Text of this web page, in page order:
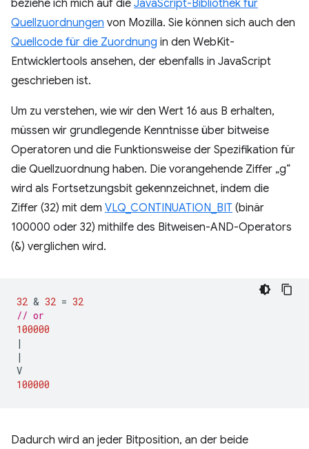
beziehe ich mich auf die JavaScript-Bibliothek für
Quellzuordnungen von Mozilla. Sie können sich auch den
Quellcode für die Zuordnung in den WebKit-
Entwicklertools ansehen, der ebenfalls in JavaScript
geschrieben ist.
Um zu verstehen, wie wir den Wert 16 aus B erhalten,
müssen wir grundlegende Kenntnisse über bitweise
Operatoren und die Funktionsweise der Spezifikation für
die Quellzuordnung haben. Die vorangehende Ziffer „g“
wird als Fortsetzungsbit gekennzeichnet, indem die
Ziffer (32) mit dem VLQ_CONTINUATION_BIT (binär
100000 oder 32) mithilfe des Bitweisen-AND-Operators
(&) verglichen wird.
32 & 32 = 32
// or
100000
|
|
V
100000
Dadurch wird an jeder Bitposition, an der beide